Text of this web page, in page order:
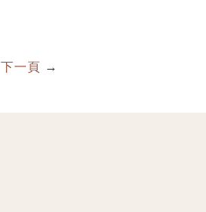
下一頁 →